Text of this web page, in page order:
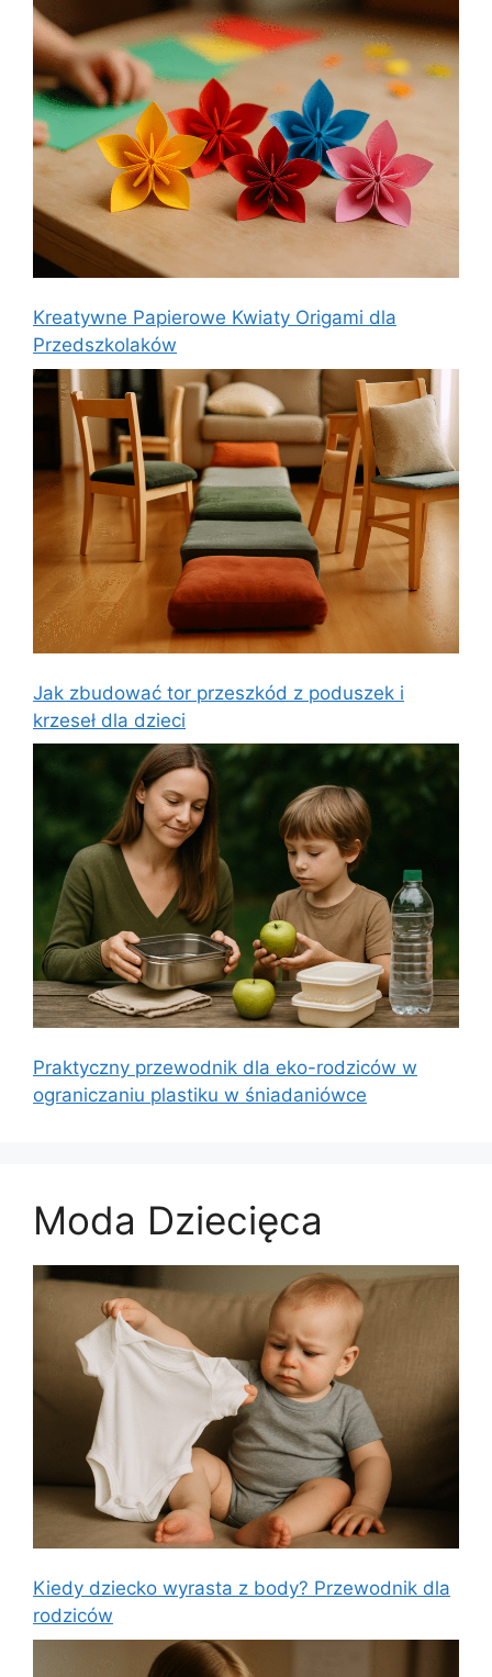
Kreatywne Papierowe Kwiaty Origami dla
Przedszkolaków
Jak zbudować tor przeszkód z poduszek i
krzeseł dla dzieci
Praktyczny przewodnik dla eko-rodziców w
ograniczaniu plastiku w śniadaniówce
Moda Dziecięca
Kiedy dziecko wyrasta z body? Przewodnik dla
rodziców